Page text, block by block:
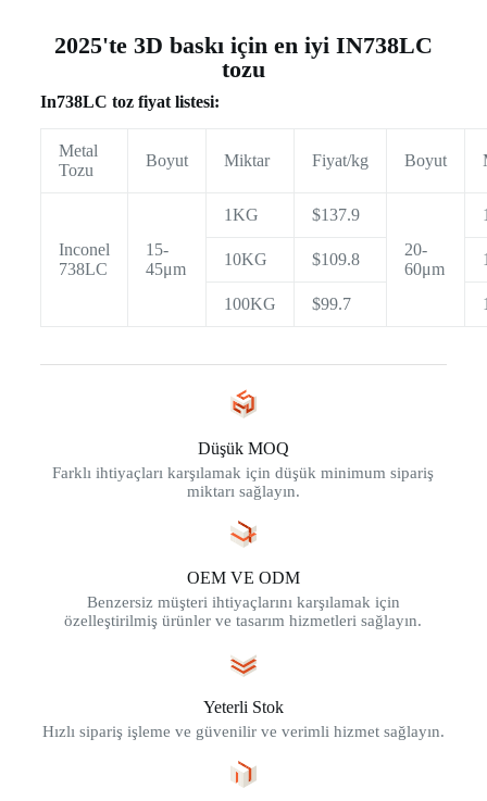
2025'te 3D baskı için en iyi IN738LC
tozu
In738LC toz fiyat listesi:
Metal
Tozu
Boyut Miktar Fiyat/kg Boyut
Inconel
738LC
15-
45μm
1KG
$137.9
20-
60μm
10KG $109.8
100KG $99.7
Düşük MOQ
Farklı ihtiyaçları karşılamak için düşük minimum sipariş
miktarı sağlayın.
OEM VE ODM
Benzersiz müşteri ihtiyaçlarını karşılamak için
özelleştirilmiş ürünler ve tasarım hizmetleri sağlayın.
Yeterli Stok
Hızlı sipariş işleme ve güvenilir ve verimli hizmet sağlayın.